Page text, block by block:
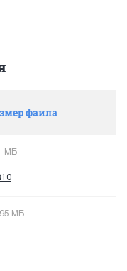
файла
МБ
МБ